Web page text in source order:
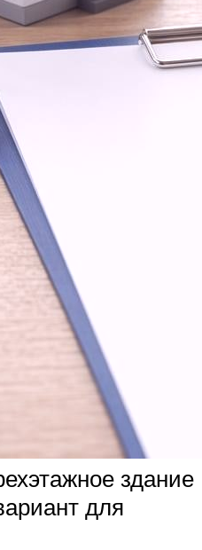
здание
для